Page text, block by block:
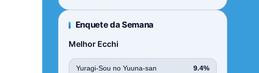
Enquete da Semana
Melhor Ecchi
Yuragi-Sou no Yuuna-san 9.4%